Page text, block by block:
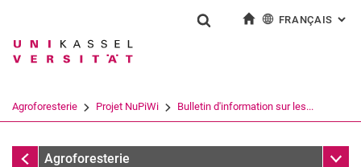
Jump directly to: content
Jump directly to: search
Jump directly to: main
Search term
Search (opens an external link in a
FRANÇAIS :
Agroforesterie Projet NuPiWi Bulletin d'information sur les...
Projet NuPiWi
Agroforesterie Sub